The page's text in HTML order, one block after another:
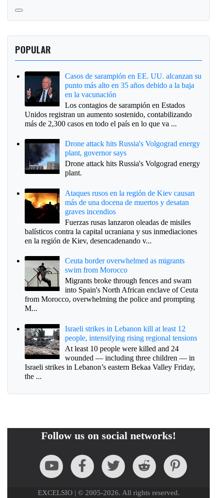
POPULAR
Casos de sarampión en EE. UU. alcanzan su
punto más alto en 35 años debido a la baja
en la vacunación
Los contagios de sarampión en Estados
Unidos registran un aumento sostenido, contabilizando
más de 2,300 casos en todo el país en lo que va ...
Drone attack hits Russia's Volgograd energy
plant, governor says
Drone attack hits Russia's Volgograd energy
plant.
Ataques rusos en la región de Kiev causan
más de una docena de muertos y desatan
graves incendios
Fuerzas rusas lanzaron oleadas de misiles
balísticos contra la capital ucraniana y sus inmediaciones
en la región de Kiev, desencadenando v...
Ceuta border overwhelmed as migrants
swim from Morocco
Migrants broke through fences and swam
into Spain's North African enclave of Ceuta
from Morocco, overwhelming the police and prompting
M...
Israeli strikes in Lebanon kill at least 12
people, intensifying rising regional tensions
At least 10 people were killed and 24
wounded — including three children — in
Israeli strikes in Lebanon’s eastern Bekaa Valley Friday,
the ...
Follow us on social networks!
EXCELSIO | © 2005-2026. All rights reserved.